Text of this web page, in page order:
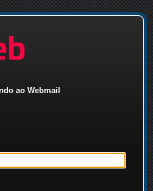
ao Webmail